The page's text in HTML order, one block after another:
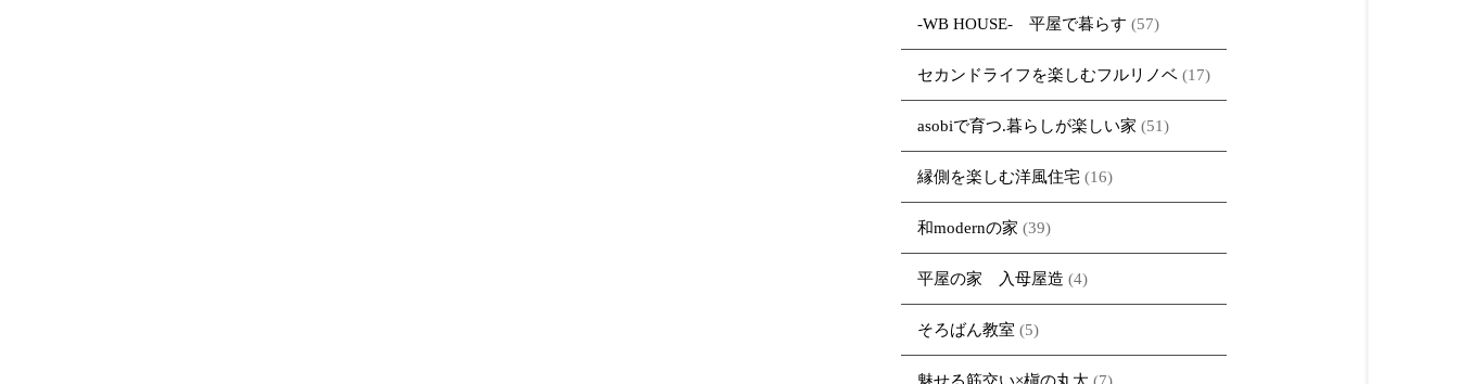
-WB HOUSE- 平屋で暮らす (57)
セカンドライフを楽しむフルリノベ(17)
asobiで育つ.暮らしが楽しい家 (51)
縁側を楽しむ洋風住宅(16)
和modernの家 (39)
平屋の家 入母屋造 (4)
そろばん教室 (5)